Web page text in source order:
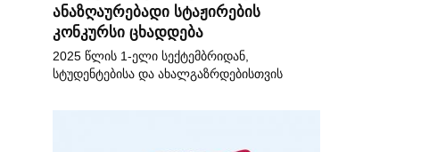
ანაზღაურებადი სტაჟირების
კონკურსი ცხადდება
2025 წლის 1-ელი სექტემბრიდან,
სტუდენტებისა და ახალგაზრდებისთვის